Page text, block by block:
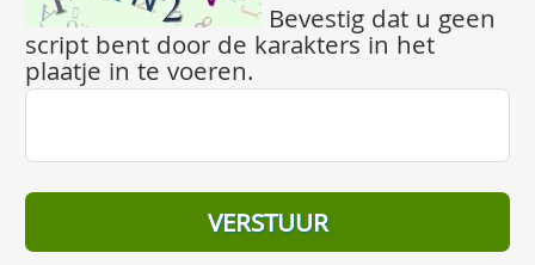
Bevestig dat u geen
script bent door de karakters in het
plaatje in te voeren.